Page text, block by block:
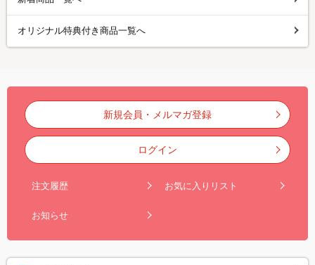
オリジナル特典付き商品一覧へ
新規会員・メルマガ登録
ログイン
注文履歴 お気に入りリスト
お知らせ